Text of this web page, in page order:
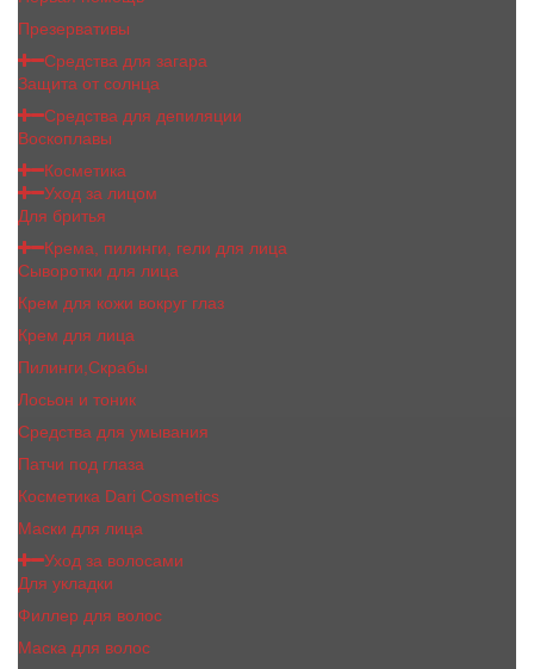
Презервативы
Средства для загара
Защита от солнца
Средства для депиляции
Воскоплавы
Косметика
Уход за лицом
Для бритья
Крема, пилинги, гели для лица
Сыворотки для лица
Крем для кожи вокруг глаз
Крем для лица
Пилинги,Скрабы
Лосьон и тоник
Средства для умывания
Патчи под глаза
Косметика Dari Cosmetics
Маски для лица
Уход за волосами
Для укладки
Филлер для волос
Маска для волос